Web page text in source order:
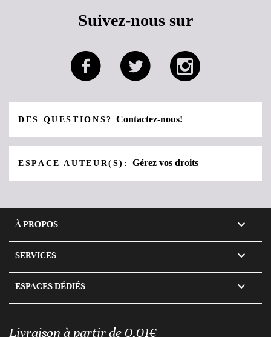
Suivez-nous sur
DES QUESTIONS?Contactez-nous!
ESPACE AUTEUR(S):Gérez vos droits
À PROPOS 
SERVICES 
ESPACES DÉDIÉS 
Livraison à partir de 0,01€